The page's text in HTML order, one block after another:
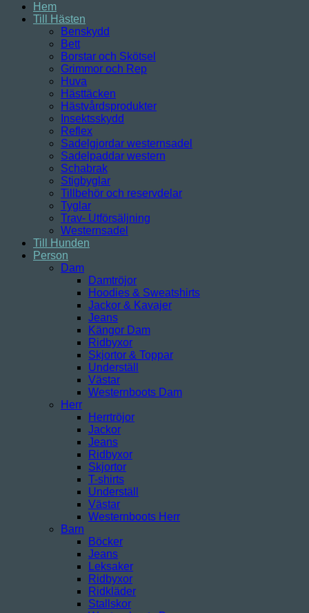
Hem
Till Hästen
Benskydd
Bett
Borstar och Skötsel
Grimmor och Rep
Huva
Hästtäcken
Hästvårdsprodukter
Insektsskydd
Reflex
Sadelgjordar westernsadel
Sadelpaddar western
Schabrak
Stigbyglar
Tillbehör och reservdelar
Tyglar
Trav- Utförsäljning
Westernsadel
Till Hunden
Person
Dam
Damtröjor
Hoodies & Sweatshirts
Jackor & Kavajer
Jeans
Kängor Dam
Ridbyxor
Skjortor & Toppar
Underställ
Västar
Westernboots Dam
Herr
Herrtröjor
Jackor
Jeans
Ridbyxor
Skjortor
T-shirts
Underställ
Västar
Westernboots Herr
Barn
Böcker
Jeans
Leksaker
Ridbyxor
Ridkläder
Stallskor